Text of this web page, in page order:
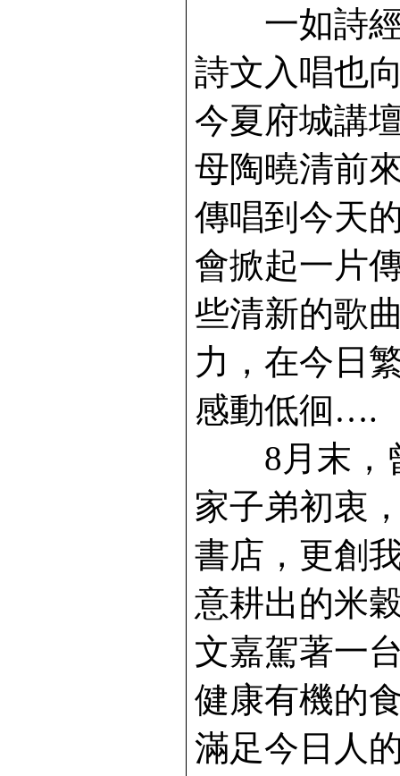
一如詩經
詩文入唱也
今夏府城講
母陶曉清前
傳唱到今天
會掀起一片
些清新的歌
力，在今日
感動低徊….
8月末，曾
家子弟初衷
書店，更創
意耕出的米
文嘉駕著一
健康有機的
滿足今日人